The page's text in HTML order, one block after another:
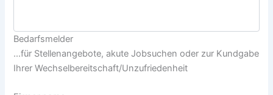
Bedarfsmelder
...für Stellenangebote, akute Jobsuchen oder zur Kundgabe
Ihrer Wechselbereitschaft/Unzufriedenheit